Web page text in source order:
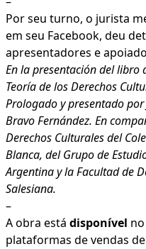
Por seu turno, o jurista
em seu Facebook, deu
apresentadores e
En la presentación del libro
Teoría de los Derechos
Prologado y presentado por
Bravo Fernández. En
Derechos Culturales del
Blanca, del Grupo de
Argentina y la Facultad de
Salesiana.
–
A obra está disponível
plataformas de vendas